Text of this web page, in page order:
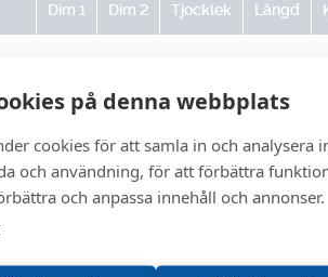
på denna webbplats
cookies för att samla in och analysera
och användning, för att förbättra
och anpassa innehåll och annonser.
Dim 1 Dim 2 Tjocklek Längd